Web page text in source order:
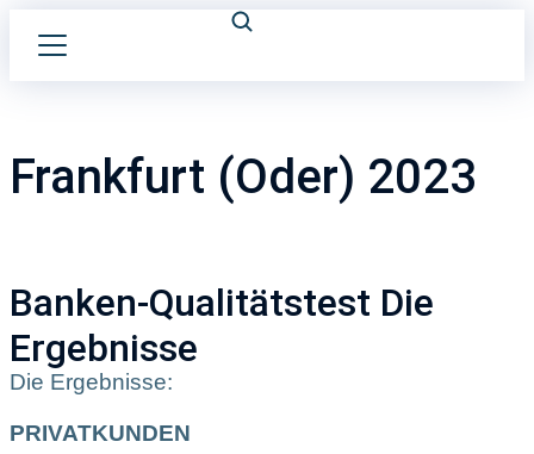
Frankfurt (Oder) 2023
Banken-Qualitätstest Die
Ergebnisse
Die Ergebnisse:
PRIVATKUNDEN